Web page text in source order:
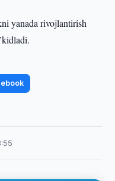
yanada rivojlantirish